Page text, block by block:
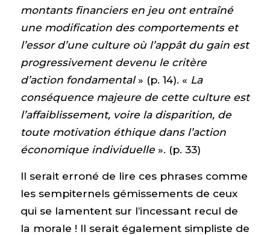
montants financiers en jeu ont entraîné
une modification des comportements et
l’essor d’une culture où l’appât du gain est
progressivement devenu le critère
d’action fondamental» (p. 14). « La
conséquence majeure de cette culture est
l’affaiblissement, voire la disparition, de
toute motivation éthique dans l’action
économique individuelle». (p. 33)
Il serait erroné de lire ces phrases comme
les sempiternels gémissements de ceux
qui se lamentent sur l’incessant recul de
la morale ! Il serait également simpliste de